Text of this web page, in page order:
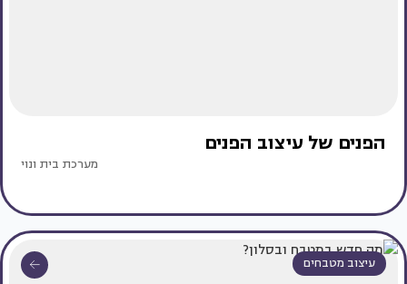
הפנים של עיצוב הפנים
מערכת בית ונוי
עיצוב מטבחים